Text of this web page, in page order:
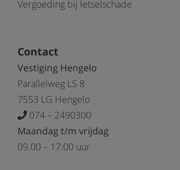
Vergoeding bij letselschade
Contact
Vestiging Hengelo
Parallelweg LS 8
7553 LG Hengelo
074 – 2490300
Maandag t/m vrijdag
09.00 – 17:00 uur